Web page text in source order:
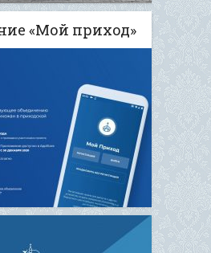
«Мой приход»